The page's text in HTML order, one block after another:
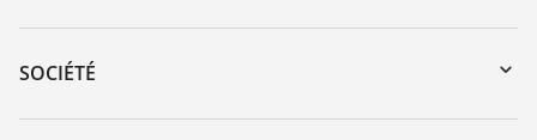
DTM Collection/PACTware
Retour d'appareil
Formations
SOCIÉTÉ
Carrière